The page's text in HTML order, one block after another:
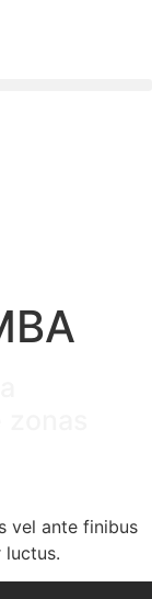
vel ante finibus
luctus.